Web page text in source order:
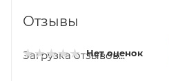
Отзывы
Нет оценок
Загрузка отзывов...